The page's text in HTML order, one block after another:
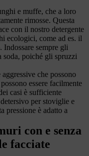
e muffe, che a loro
rimosse. Questa
con il nostro detergente
ecologici, come ad es. il
Indossare sempre gli
poiché gli spruzzi
che possono
essere facilmente
casi è sufficiente
per stoviglie e
pressione è adatto a
con e senza
facciate